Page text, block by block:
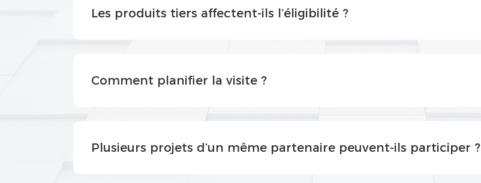
Les produits tiers affectent-ils l’éligibilité ?
Comment planifier la visite ?
Plusieurs projets d’un même partenaire peuvent-ils participer ?